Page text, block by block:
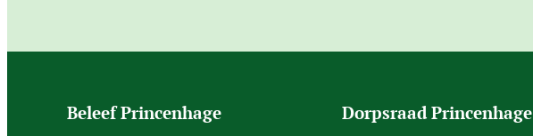
Beleef Princenhage Dorpsraad Princenhage